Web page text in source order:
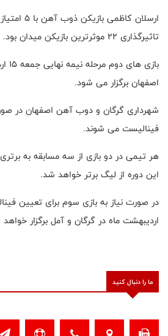
تاثیرگذاری ۲۲ موثرترین بازیکن میدان بود.
اصفهان برگزار می شود.
شهرداری گرگان و دوب آهن اصفهان در
فینالیست می شوند.
هر تیمی در دو‌ بازی از سه مسابقه به
این دوره از لیگ برتر خواهد شد.
اردیبهشت ماه در گرگان و آمل برگزار
ما را دنبال کنید